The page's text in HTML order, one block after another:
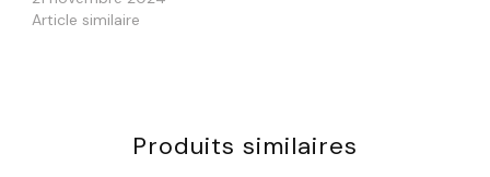
Article similaire
Produits similaires